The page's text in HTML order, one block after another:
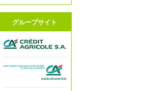
グループサイト